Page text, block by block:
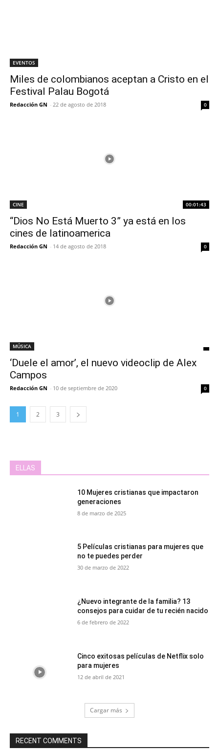
EVENTOS
Miles de colombianos aceptan a Cristo en el
Festival Palau Bogotá
Redacción GN - 22 de agosto de 2018 0
CINE 00:01:43
“Dios No Está Muerto 3” ya está en los
cines de latinoamerica
Redacción GN - 14 de agosto de 2018 0
MÚSICA
‘Duele el amor’, el nuevo videoclip de Alex
Campos
Redacción GN - 10 de septiembre de 2020 0
1 2 3
ELLAS
10 Mujeres cristianas que impactaron
generaciones
8 de marzo de 2025
5 Películas cristianas para mujeres que
no te puedes perder
30 de marzo de 2022
¿Nuevo integrante de la familia? 13
consejos para cuidar de tu recién nacido
6 de febrero de 2022
Cinco exitosas películas de Netflix solo
para mujeres
12 de abril de 2021
Cargar más
RECENT COMMENTS